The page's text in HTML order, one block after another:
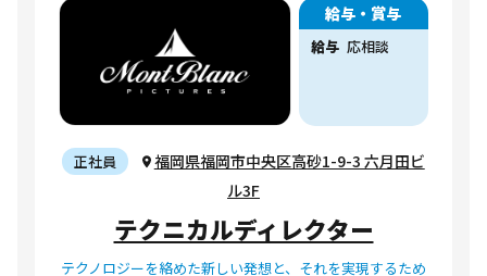
給与・賞与
給与 応相談
正社員
福岡県福岡市中央区高砂1-9-3 六月田ビ
ル3F
テクニカルディレクター
テクノロジーを絡めた新しい発想と、それを実現するため